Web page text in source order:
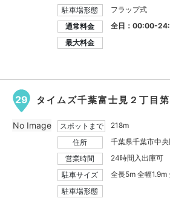
駐車場形態
フラップ式
通常料金
全日：00:00-
最大料金
29 タイムズ千葉富士見２丁目第
スポットまで
218m
住所
千葉県千葉市中
営業時間
24時間入出庫可
駐車サイズ
全長5m 全幅1.9m
駐車場形態
No Image